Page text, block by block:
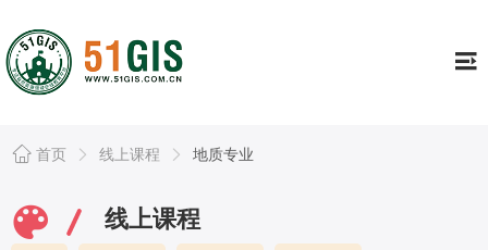
工具 Tools
证书专栏
行业资讯 Information
首页 线上课程 地质专业
线上课程